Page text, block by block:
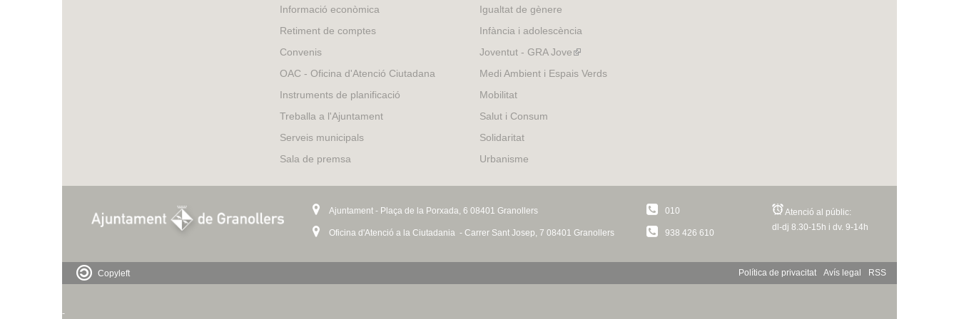
Informació econòmica
Retiment de comptes
Convenis
OAC - Oficina d'Atenció Ciutadana
Instruments de planificació
Treballa a l'Ajuntament
Serveis municipals
Sala de premsa
Igualtat de gènere
Infància i adolescència
Joventut - GRA Jove(link
is
Medi Ambient i Espais Verds
Mobilitat
Salut i Consum
Solidaritat
Urbanisme
Ajuntament - Plaça de la Porxada, 6 08401 Granollers
Oficina d'Atenció a la Ciutadania - Carrer Sant Josep, 7 08401 Granollers
010
938 426 610
Atenció al públic:
dl-dj 8.30-15h i dv. 9-14h
Política de privacitat Avís legal RSS
Copyleft
-